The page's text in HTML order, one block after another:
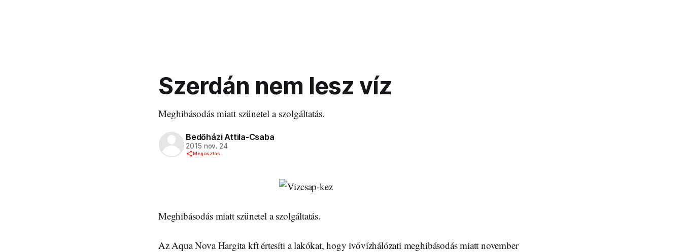
Szerdán nem lesz víz
Meghibásodás miatt szünetel a szolgáltatás.
Bedőházi Attila-Csaba
2015 nov. 24
Megosztás
Meghibásodás miatt szünetel a szolgáltatás.
Az Aqua Nova Hargita kft értesíti a lakókat, hogy ivóvízhálózati meghibásodás miatt november